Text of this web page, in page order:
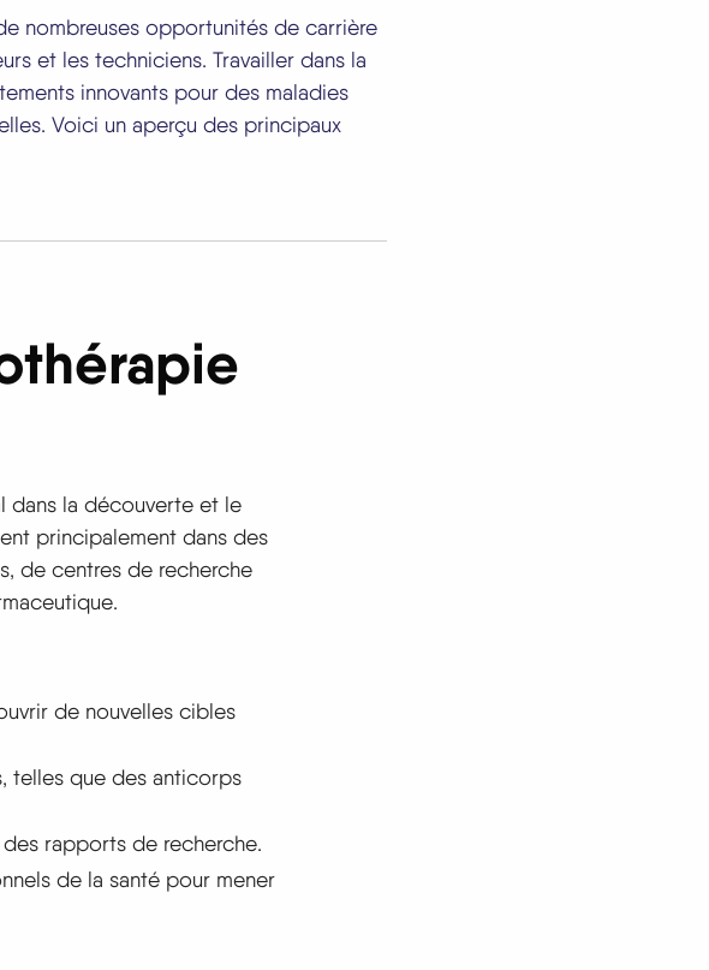
nombreuses opportunités de carrière
et les techniciens. Travailler dans la
innovants pour des maladies
Voici un aperçu des principaux
dans la découverte et le
principalement dans des
de centres de recherche
de nouvelles cibles
telles que des anticorps
rapports de recherche.
de la santé pour mener